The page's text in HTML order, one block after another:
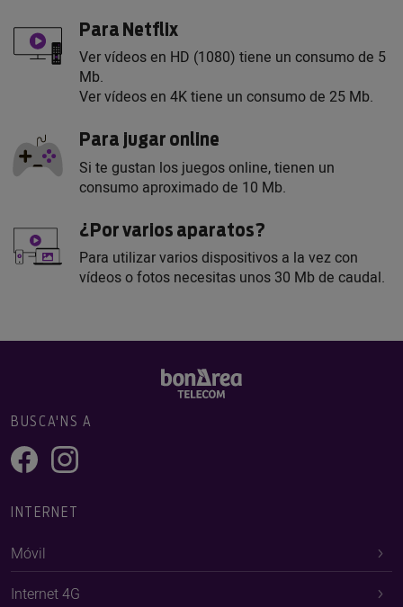
Para Netflix
Ver vídeos en HD (1080) tiene un consumo de 5
Mb.
Ver vídeos en 4K tiene un consumo de 25 Mb.
Para jugar online
Si te gustan los juegos online, tienen un
consumo aproximado de 10 Mb.
¿Por varios aparatos?
Para utilizar varios dispositivos a la vez con
vídeos o fotos necesitas unos 30 Mb de caudal.
BUSCA'NS A
INTERNET
Móvil
Internet 4G